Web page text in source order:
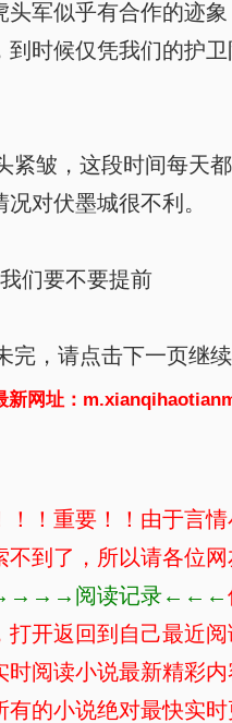
头军似乎有合作的迹
到时候仅凭我们的护
皱，这段时间每天
对伏墨城很不利。
们要不要提前
，请点击下一页继续
新网址：
！！重要！！由于言
不到了，所以请各位
阅读记录←←←
打开返回到自己最近
时阅读小说最新精彩
有的小说绝对最快实